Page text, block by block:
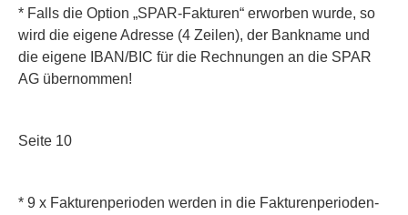
* Falls die Option „SPAR-Fakturen“ erworben wurde, so
wird die eigene Adresse (4 Zeilen), der Bankname und
die eigene IBAN/BIC für die Rechnungen an die SPAR
AG übernommen!
Seite 10
* 9 x Fakturenperioden werden in die Fakturenperioden-